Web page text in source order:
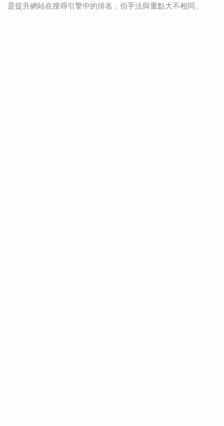
是提升網站在搜尋引擎中的排名，但手法與重點大不相同。